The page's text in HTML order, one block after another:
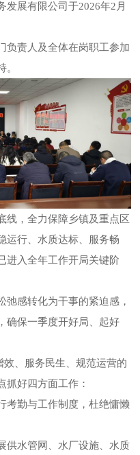
发展有限公司于2026年2月
负责人及全体在岗职工参加
。
线，全力保障乡镇及重点区
运行、水质达标、服务畅
进入全年工作开局关键阶
弛感转化为干事的紧迫感，
确保一季度开好局、起好
、服务民生、规范运营的
抓好四方面工作：
考勤与工作制度，杜绝慵懒
供水管网、水厂设施、水质